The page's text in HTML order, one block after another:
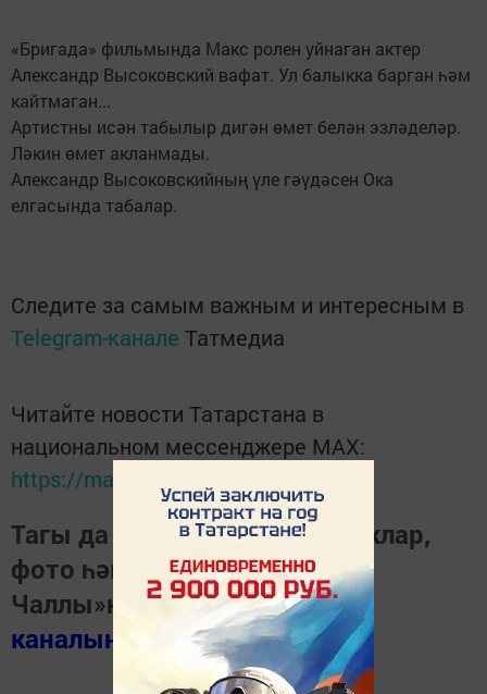
«Бригада» фильмында Макс ролен уйнаган актер
Александр Высоковский вафат. Ул балыкка барган һәм
кайтмаган...
Артистны исән табылыр дигән өмет белән эзләделәр.
Ләкин өмет акланмады.
Александр Высоковскийның үле гәүдәсен Ока
елгасында табалар.
Следите за самым важным и интересным в
Telegram-канале Татмедиа
Читайте новости Татарстана в
национальном мессенджере MАХ:
https://max.ru/tatmedia
Тагы да кызыклырак яңалыклар,
фото һәм видеолар «Шәһри
Чаллы»ның MAX
каналында (язылыгыз).